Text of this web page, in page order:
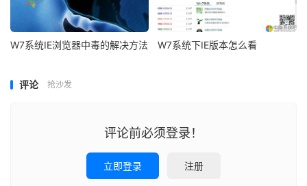
W7系统IE浏览器中毒的解决方法 W7系统下IE版本怎么看
评论 抢沙发
评论前必须登录！
立即登录 注册